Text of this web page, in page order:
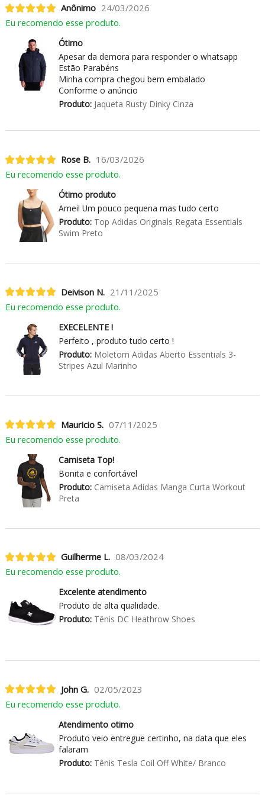
Anônimo 24/03/2026
Eu recomendo esse produto.
Ótimo
Apesar da demora para responder o whatsapp
Estão Parabéns
Minha compra chegou bem embalado
Conforme o anúncio
Produto:Jaqueta Rusty Dinky Cinza
Rose B. 16/03/2026
Eu recomendo esse produto.
Ótimo produto
Amei! Um pouco pequena mas tudo certo
Produto:Top Adidas Originals Regata Essentials
Swim Preto
Deivison N. 21/11/2025
Eu recomendo esse produto.
EXECELENTE !
Perfeito , produto tudo certo !
Produto:Moletom Adidas Aberto Essentials 3-
Stripes Azul Marinho
Mauricio S. 07/11/2025
Eu recomendo esse produto.
Camiseta Top!
Bonita e confortável
Produto:Camiseta Adidas Manga Curta Workout
Preta
Guilherme L. 08/03/2024
Eu recomendo esse produto.
Excelente atendimento
Produto de alta qualidade.
Produto:Tênis DC Heathrow Shoes
John G. 02/05/2023
Eu recomendo esse produto.
Atendimento otimo
Produto veio entregue certinho, na data que eles
falaram
Produto:Tênis Tesla Coil Off White/ Branco